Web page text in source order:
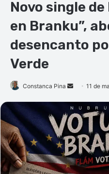
Novo single
en Branku”,
desencanto
Verde
Constanca Pina
Mande
e-
mail
11 de